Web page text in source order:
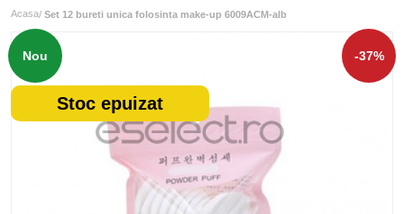
Acasa/ Set 12 bureti unica folosinta make-up 6009ACM-alb
Nou -37%
Stoc epuizat